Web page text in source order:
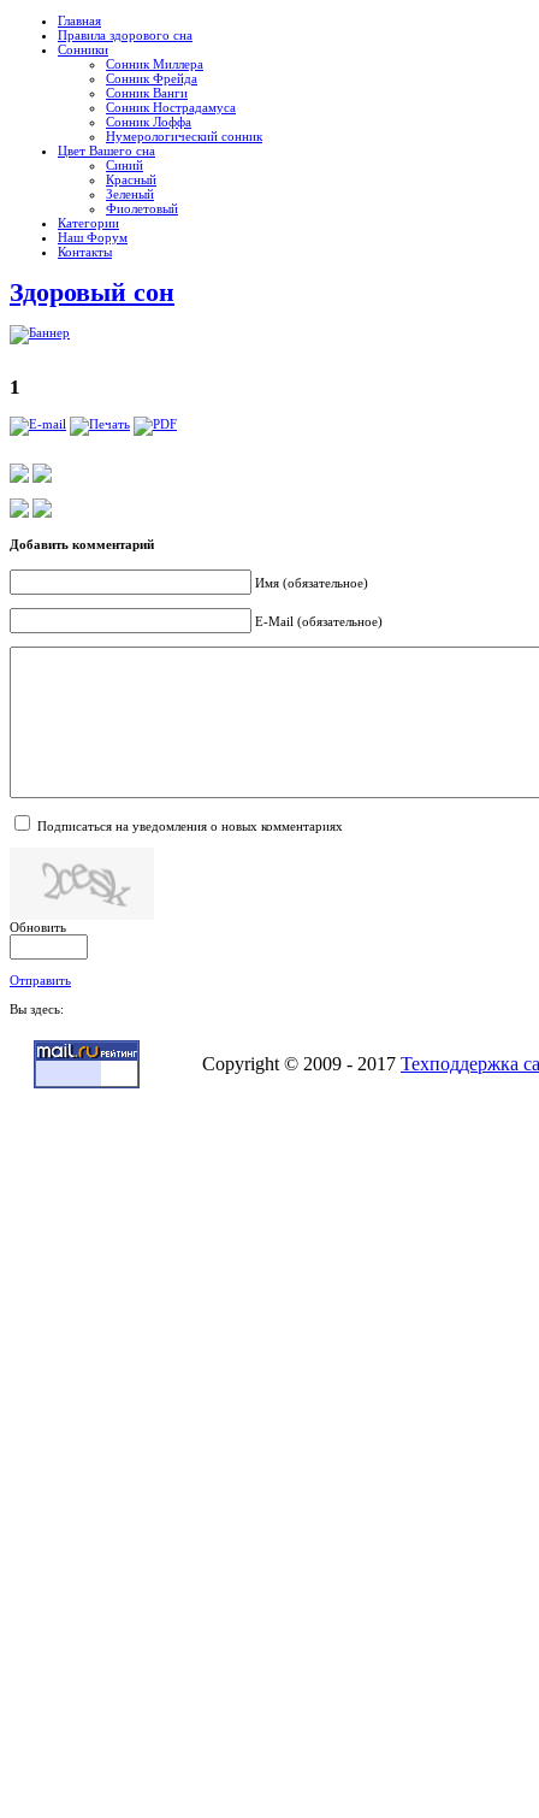
Главная
Правила здорового сна
Сонники
Сонник Миллера
Сонник Фрейда
Сонник Ванги
Сонник Нострадамуса
Сонник Лоффа
Нумерологический сонник
Цвет Вашего сна
Синий
Красный
Зеленый
Фиолетовый
Категории
Наш Форум
Контакты
Здоровый сон
1
Добавить комментарий
Имя (обязательное)
E-Mail (обязательное)
Подписаться на уведомления о новых комментариях
Обновить
Отправить
Вы здесь:
Copyright © 2009 - 2017 Техподдержка